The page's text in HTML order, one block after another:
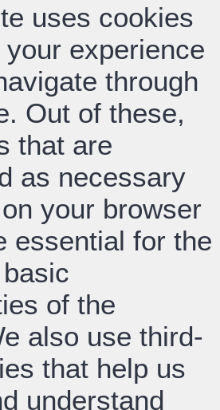
uses cookies
experience
through
Out of these,
that are
as necessary
your browser
essential for the
of the
also use third-
that help us
understand